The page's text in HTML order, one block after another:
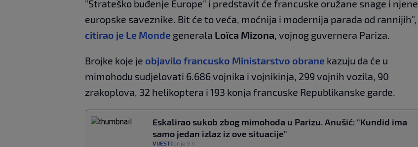
"Strateško buđenje Europe" i predstavit će francuske oružane snage i njene
europske saveznike. Bit će to veća, moćnija i modernija parada od rannijih",
citirao je Le Monde generala Loïca Mizona , vojnog guvernera Pariza.
Brojke koje je objavilo francusko Ministarstvo obrane kazuju da će u
mimohodu sudjelovati 6.686 vojnika i vojnikinja, 299 vojnih vozila, 90
zrakoplova, 32 helikoptera i 193 konja francuske Republikanske garde.
Eskalirao sukob zbog mimohoda u Parizu. Anušić: "Kundid ima
samo jedan izlaz iz ove situacije"
VIJESTI prije 9 h